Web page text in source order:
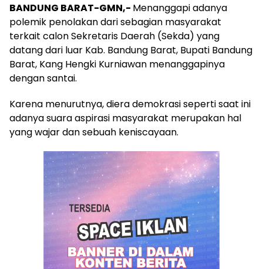
BANDUNG BARAT-GMN,- Menanggapi adanya
polemik penolakan dari sebagian masyarakat
terkait calon Sekretaris Daerah (Sekda) yang
datang dari luar Kab. Bandung Barat, Bupati Bandung
Barat, Kang Hengki Kurniawan menanggapinya
dengan santai.
Karena menurutnya, diera demokrasi seperti saat ini
adanya suara aspirasi masyarakat merupakan hal
yang wajar dan sebuah keniscayaan.